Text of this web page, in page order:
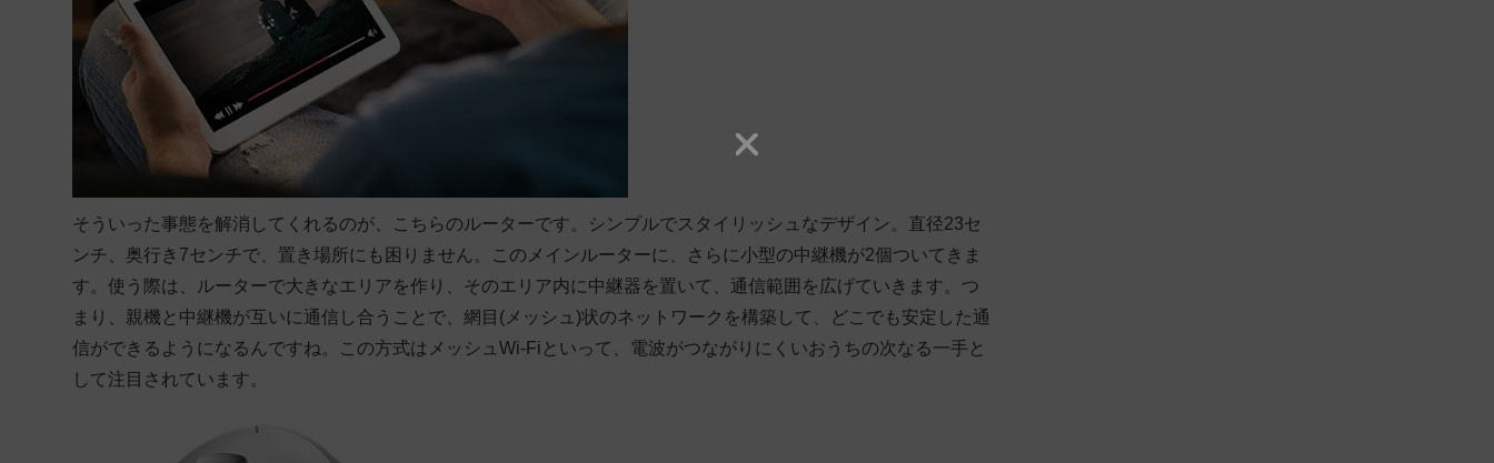
そういった事態を解消してくれるのが、こちらのルーターです。 シンプルでスタイリッシュなデザイン。直径23セ
ンチ、奥行き7センチで、置き場所にも困りません。このメインルーターに、さらに小型の中継機が2個ついてきま
す。使う際は、ルーターで大きなエリアを作り、そのエリア内に中継器を置いて、通信範囲を広げていきます。つ
まり、親機と中継機が互いに通信し合うことで、網目(メッシュ)状のネットワークを構築して、どこでも安定した通
信ができるようになるんですね。この方式はメッシュWi-Fiといって、電波がつながりにくいおうちの次なる一手と
して注目されています。